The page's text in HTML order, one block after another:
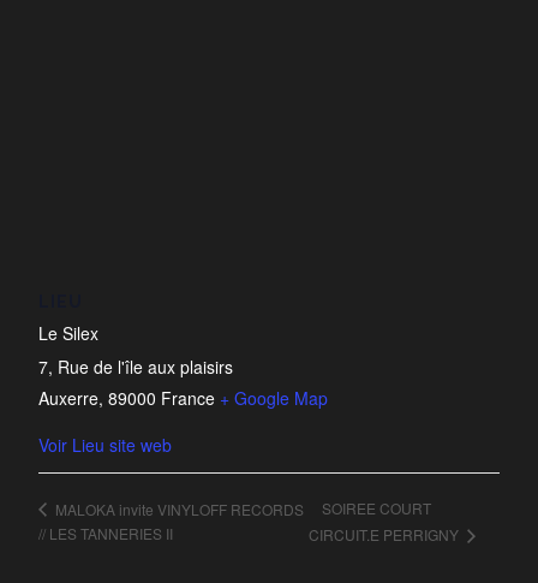
Le Silex
7, Rue de l'île aux plaisirs
Auxerre, 89000 France + Google Map
Voir Lieu site web
MALOKA invite VINYLOFF RECORDS
// LES TANNERIES II
SOIREE COURT
CIRCUIT.E PERRIGNY